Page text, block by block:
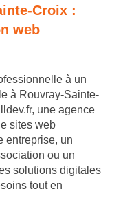
Croix :
web
à un
à Rouvray-Sainte-
une agence
sites web
entreprise, un
ou un
solutions digitales
tout en